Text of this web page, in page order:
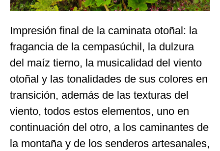
Impresión final de la caminata otoñal: la
fragancia de la cempasúchil, la dulzura
del maíz tierno, la musicalidad del viento
otoñal y las tonalidades de sus colores en
transición, además de las texturas del
viento, todos estos elementos, uno en
continuación del otro, a los caminantes de
la montaña y de los senderos artesanales,